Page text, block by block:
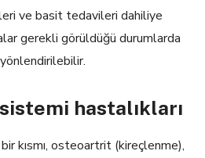
ve basit tedavileri dahiliye
gerekli görüldüğü durumlarda
hastalıkları
kısmı, osteoartrit (kireçlenme),